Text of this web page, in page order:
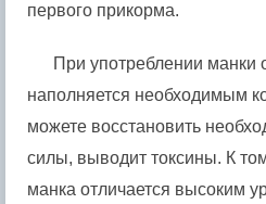
первого прикорма.
При употреблении манки
наполняется необходимым
можете восстановить
силы, выводит токсины. К
манка отличается высоким